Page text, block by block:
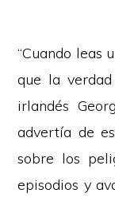
“Cuando leas
que la
irlandés
advertía de
sobre los
episodios y